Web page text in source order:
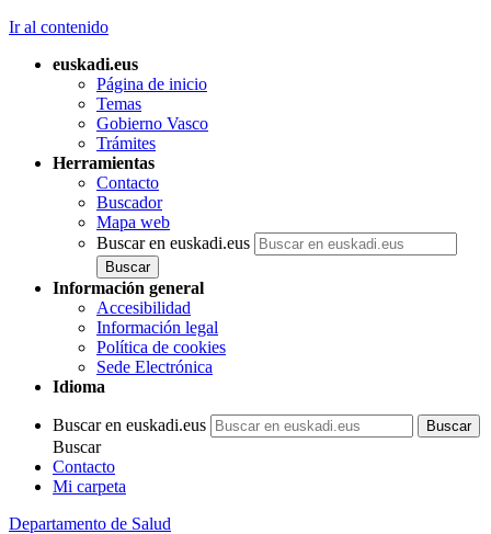
Ir al contenido
euskadi.eus
Página de inicio
Temas
Gobierno Vasco
Trámites
Herramientas
Contacto
Buscador
Mapa web
Buscar en euskadi.eus
Información general
Accesibilidad
Información legal
Política de cookies
Sede Electrónica
Idioma
Buscar en euskadi.eus
Buscar
Contacto
Mi carpeta
Departamento de Salud